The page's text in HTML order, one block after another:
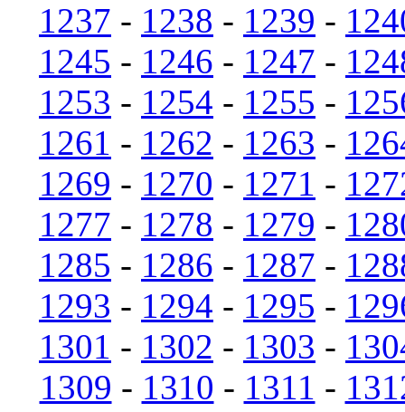
1237 - 1238 - 1239 -
1245 - 1246 - 1247 -
1253 - 1254 - 1255 -
1261 - 1262 - 1263 -
1269 - 1270 - 1271 -
1277 - 1278 - 1279 -
1285 - 1286 - 1287 -
1293 - 1294 - 1295 -
1301 - 1302 - 1303 -
1309 - 1310 - 1311 -